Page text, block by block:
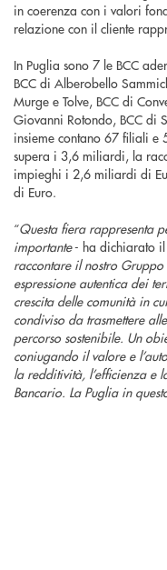
in coerenza con i valori
relazione con il cliente
In Puglia sono 7 le BCC
BCC di Alberobello
Murge e Tolve, BCC di
Giovanni Rotondo, BCC di
insieme contano 67 filiali e
supera i 3,6 miliardi, la
impieghi i 2,6 miliardi di
di Euro.
“Questa fiera rappresenta
importante- ha dichiarato il
raccontare il nostro
espressione autentica dei
crescita delle comunità in
condiviso da trasmettere
percorso sostenibile. Un
coniugando il valore e
la redditività, l’efficienza e
Bancario. La Puglia in